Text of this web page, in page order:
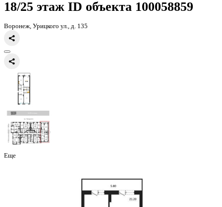
Главная Каталог Все ЖК
3-комнатная квартира, 96.80
18/25 этаж
Воронеж, Урицкого ул., д. 135